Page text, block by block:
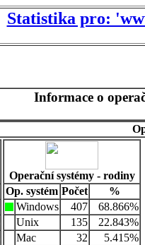
Statistika pro:
Informace o
Operační systémy - rodiny
Op. systém Počet
%
Windows
407
68.866%
Unix
135
22.843%
Mac
32
5.415%